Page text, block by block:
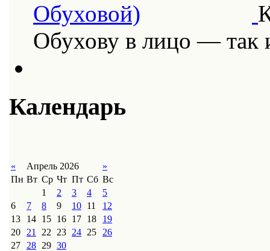
Обухову в лицо —
Календарь
« Апрель 2026
»
Пн Вт Ср Чт Пт Сб Вс
1
2 3 4
5
6
7 8 9 10 11
12
13
14 15 16 17 18
19
20
21 22 23 24 25
26
27
28 29 30